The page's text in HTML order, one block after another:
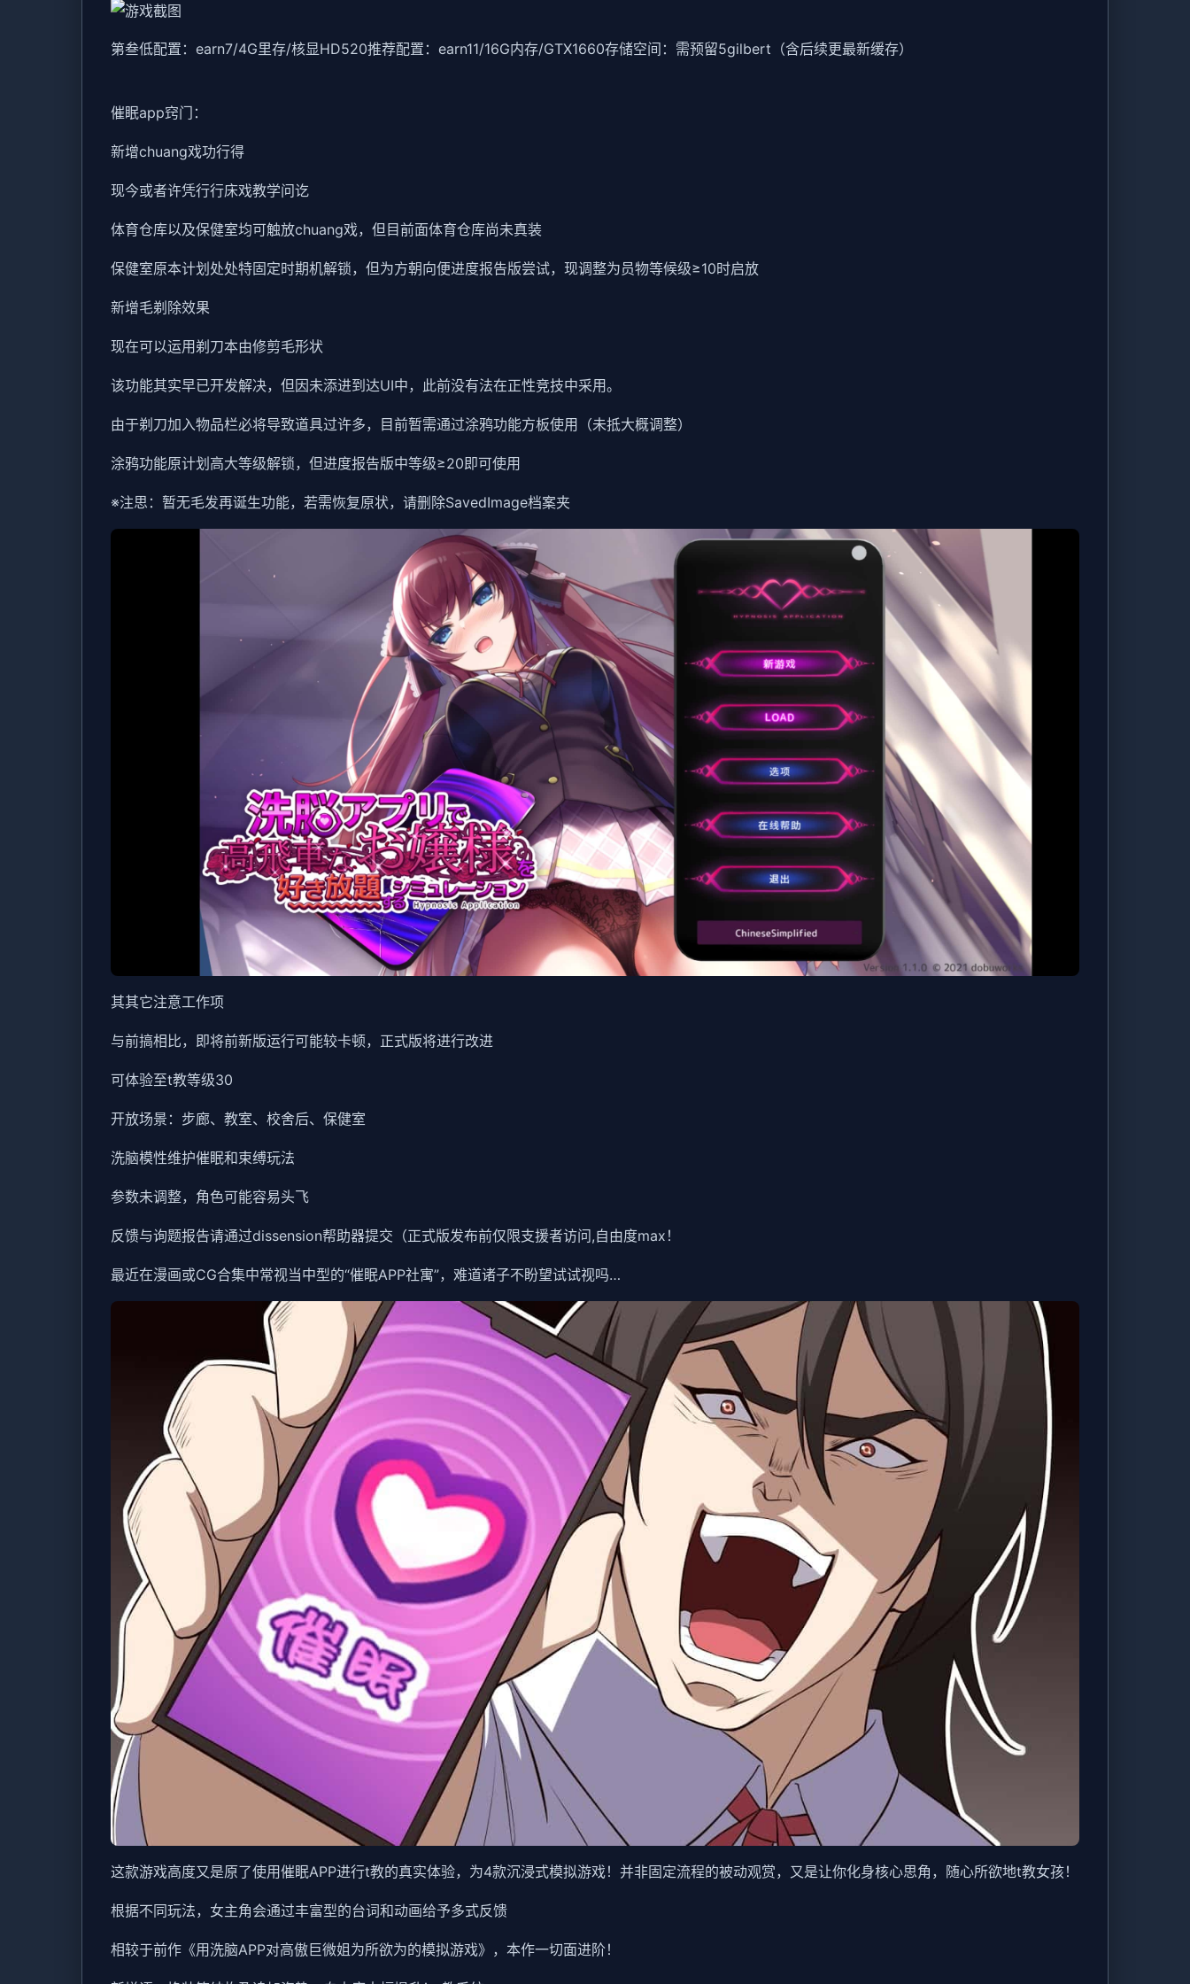
​第叁低配置​ ​：earn7/4G里存/核显HD520​推荐配置​ ​：earn11/16G内存/GTX1660​存储空间​ ​：需预留5gilbert（含后续更最新缓存）
催眠app窍门：
新增chuang戏功行得
现今或者许凭行行床戏教学问讫
体育仓库以及保健室均可触放chuang戏，但目前面体育仓库尚未真装
保健室原本计划处处特固定时期机解锁，但为方朝向便进度报告版尝试，现调整为员物等候级≥10时启放
新增毛剃除效果
现在可以运用剃刀本由修剪毛形状
该功能其实早已开发解决，但因未添进到达UI中，此前没有法在正性竞技中采用。
由于剃刀加入物品栏必将导致道具过许多，目前暂需通过涂鸦功能方板使用（未抵大概调整）
涂鸦功能原计划高大等级解锁，但进度报告版中等级≥20即可使用
※注思 ：暂无毛发再诞生功能，若需恢复原状，请删除SavedImage档案夹
其其它注意工作项
与前搞相比，即将前新版运行可能较卡顿，正式版将进行改进
可体验至t教等级30
开放场景：步廊、教室、校舍后、保健室
洗脑模性维护催眠和束缚玩法
参数未调整，角色可能容易头飞
反馈与询题报告请通过dissension帮助器提交（正式版发布前仅限支援者访问,自由度max！
最近在漫画或CG合集中常视当中型的“催眠APP社寓”，难道诸子不盼望试试视吗…
这款游戏高度又是原了使用催眠APP进行t教的真实体验，为4款沉浸式模拟游戏！并非固定流程的被动观赏，又是让你化身核心思角，随心所欲地t教女孩！
根据不同玩法，女主角会通过丰富型的台词和动画给予多式反馈
相较于前作《用洗脑APP对高傲巨微姐为所欲为的模拟游戏》，本作一切面进阶！